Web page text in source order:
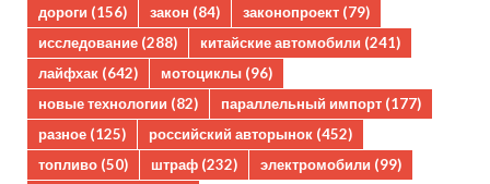
дороги (156) закон (84) законопроект (79)
исследование (288) китайские автомобили (241)
лайфхак (642) мотоциклы (96)
новые технологии (82) параллельный импорт (177)
разное (125) российский авторынок (452)
топливо (50) штраф (232) электромобили (99)